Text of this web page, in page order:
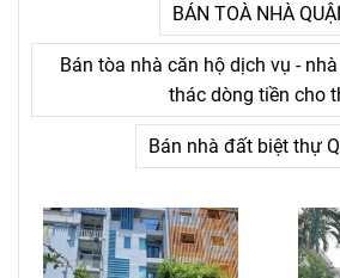
BÁN TOÀ NHÀ
Bán tòa nhà căn hộ dịch vụ -
thác dòng tiền cho
Bán nhà đất biệt thự